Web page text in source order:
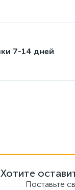
7-14 дней
Хотите
Поставьте